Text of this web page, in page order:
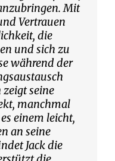
Mit
Vertrauen
die
und sich zu
während der
seine
manchmal
einem leicht,
an seine
Jack die